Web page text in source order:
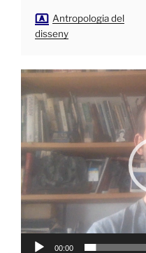
Antropologia del
disseny
Reproductor
de
vídeo
00:00